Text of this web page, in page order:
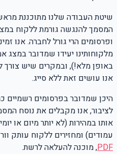
שיטת העבודה שלנו מתוכננת
המסמך להנגשה גורמת ללקוח
מלקוחותינו יעידו שמדובר במצג
באופן מלא!), ובמקרים שיש צורך
אנו עושים זאת ללא סייג.
היכן שמדובר בפרסומים רשמיים
לציבור, אנו מקבלים את נוסח
אותו במהירות (לא יותר מיום או
עמודים) ומחזירים ללקוח עותק
PDF, מוכנה להעלאה לרשת.